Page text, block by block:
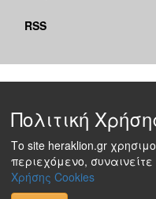
RSS
Πολιτική
Το site heraklion.gr
περιεχόμενο,
Χρήσης Cookies